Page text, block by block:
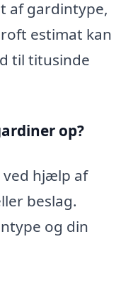
af gardintype,
estimat kan
til titusinde
op?
ved hjælp af
beslag.
og din